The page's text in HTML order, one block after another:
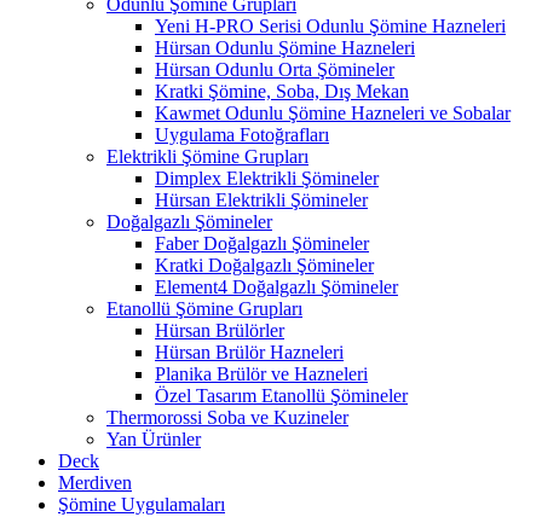
Odunlu Şömine Grupları
Yeni H-PRO Serisi Odunlu Şömine Hazneleri
Hürsan Odunlu Şömine Hazneleri
Hürsan Odunlu Orta Şömineler
Kratki Şömine, Soba, Dış Mekan
Kawmet Odunlu Şömine Hazneleri ve Sobalar
Uygulama Fotoğrafları
Elektrikli Şömine Grupları
Dimplex Elektrikli Şömineler
Hürsan Elektrikli Şömineler
Doğalgazlı Şömineler
Faber Doğalgazlı Şömineler
Kratki Doğalgazlı Şömineler
Element4 Doğalgazlı Şömineler
Etanollü Şömine Grupları
Hürsan Brülörler
Hürsan Brülör Hazneleri
Planika Brülör ve Hazneleri
Özel Tasarım Etanollü Şömineler
Thermorossi Soba ve Kuzineler
Yan Ürünler
Deck
Merdiven
Şömine Uygulamaları